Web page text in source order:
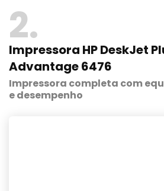
2
Impressora HP DeskJet
Advantage 6476
Impressora completa com
e desempenho